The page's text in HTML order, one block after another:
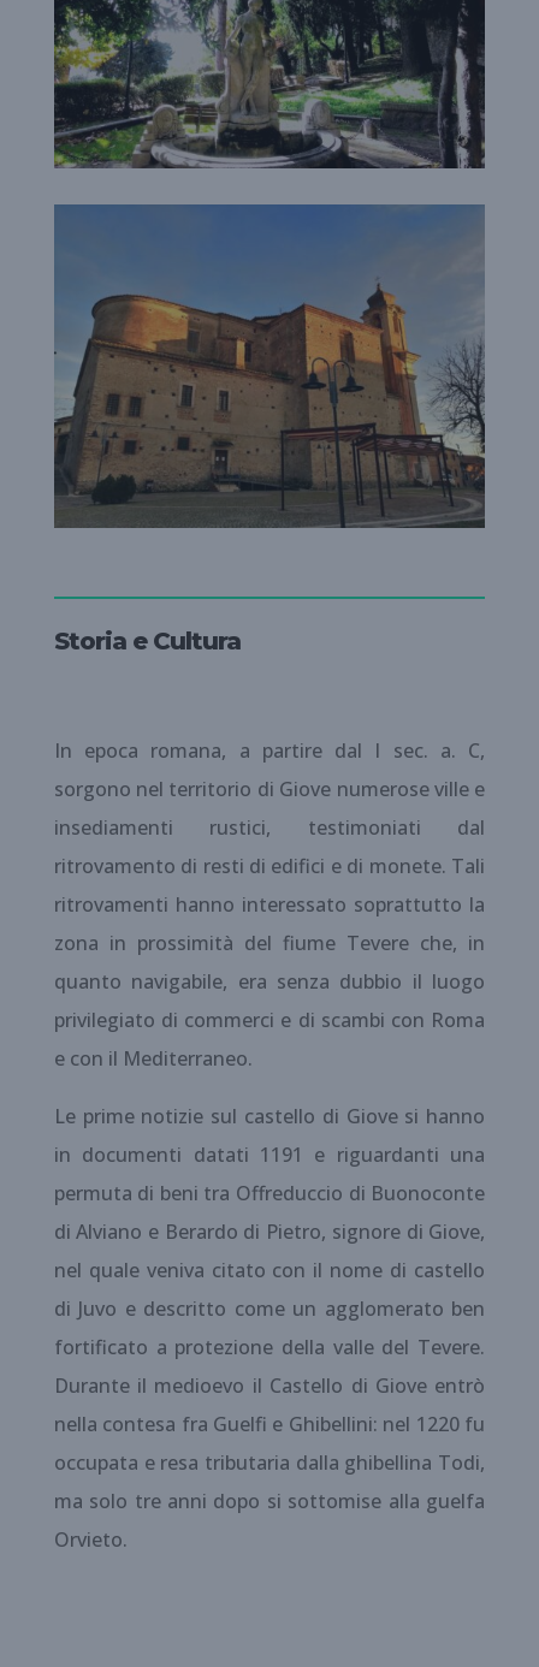
Storia e Cultura
In epoca romana, a partire dal I sec. a. C,
sorgono nel territorio di Giove numerose ville e
insediamenti rustici, testimoniati dal
ritrovamento di resti di edifici e di monete. Tali
ritrovamenti hanno interessato soprattutto la
zona in prossimità del fiume Tevere che, in
quanto navigabile, era senza dubbio il luogo
privilegiato di commerci e di scambi con Roma
e con il Mediterraneo.
Le prime notizie sul castello di Giove si hanno
in documenti datati 1191 e riguardanti una
permuta di beni tra Offreduccio di Buonoconte
di Alviano e Berardo di Pietro, signore di Giove,
nel quale veniva citato con il nome di castello
di Juvo e descritto come un agglomerato ben
fortificato a protezione della valle del Tevere.
Durante il medioevo il Castello di Giove entrò
nella contesa fra Guelfi e Ghibellini: nel 1220 fu
occupata e resa tributaria dalla ghibellina Todi,
ma solo tre anni dopo si sottomise alla guelfa
Orvieto.